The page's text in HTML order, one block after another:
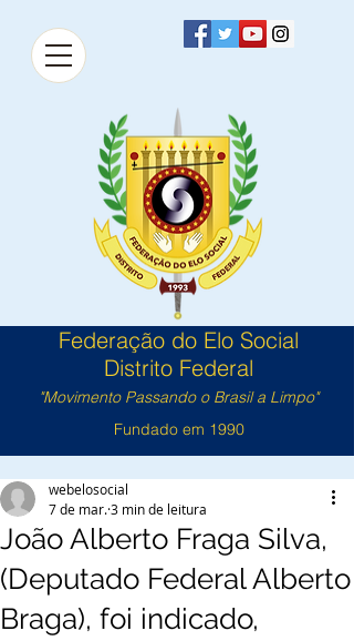
Federação do Elo Social
Distrito Federal
"Movimento Passando o Brasil a Limpo"
Fundado em 1990
João Alberto Fraga Silva,
(Deputado Federal Alberto
Braga), foi indicado,
webelosocial
7 de mar.3 min de leitura